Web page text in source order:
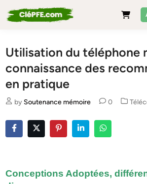
to
Utilisation du téléphone
connaissance des
en pratique
by Soutenance mémoire 0
Posted
Conceptions Adoptées,